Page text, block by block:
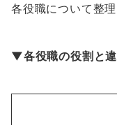
各役職について整
▼各役職の役割と